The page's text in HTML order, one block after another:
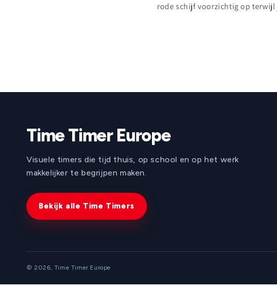
rode schijf voorzichtig op terwijl
Time Timer Europe
Visuele timers die tijd thuis, op school en op het werk
makkelijker te begrijpen maken.
Bekijk alle Time Timers
© 2026, Time Timer Europe